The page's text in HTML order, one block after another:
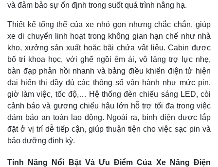
và đảm bảo sự ổn định trong suốt quá trình nâng hạ.
Thiết kế tổng thể của xe nhỏ gọn nhưng chắc chắn, giúp
xe di chuyển linh hoạt trong không gian hạn chế như nhà
kho, xưởng sản xuất hoặc bãi chứa vật liệu. Cabin được
bố trí khoa học, với ghế ngồi êm ái, vô lăng trợ lực nhẹ,
bàn đạp phản hồi nhanh và bảng điều khiển điện tử hiện
đại hiển thị đầy đủ các thông số vận hành như mức pin,
giờ làm việc, tốc độ,… Hệ thống đèn chiếu sáng LED, còi
cảnh báo và gương chiếu hậu lớn hỗ trợ tối đa trong việc
đảm bảo an toàn lao động. Ngoài ra, bình điện được lắp
đặt ở vị trí dễ tiếp cận, giúp thuận tiện cho việc sạc pin và
bảo dưỡng định kỳ.
Tính Năng Nổi Bật Và Ưu Điểm Của Xe Nâng Điện